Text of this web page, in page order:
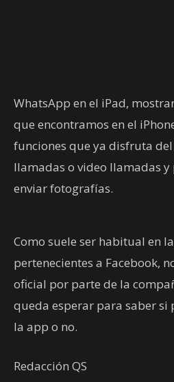
WhatsApp en el iPad,
que encontramos en el
funciones que ya disfruta
llamadas o video llamadas
enviar fotografías.
Como suele ser habitual en
pertenecientes a Facebook,
oficial por parte de la
queda esperar para saber si
la app o no.
Redacción QS